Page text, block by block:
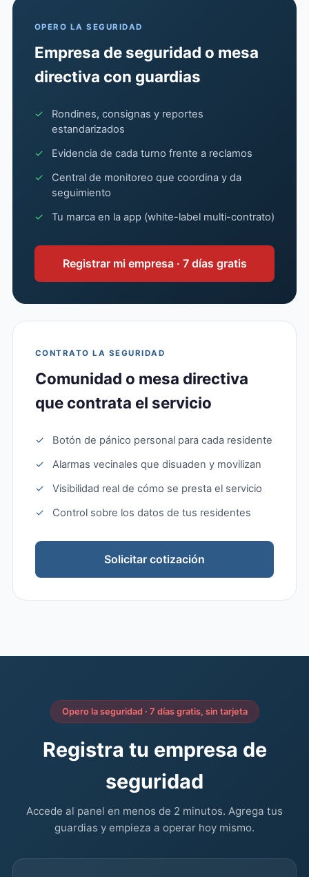
OPERO LA SEGURIDAD
Empresa de seguridad o mesa
directiva con guardias
✓
Rondines, consignas y reportes
estandarizados
✓
Evidencia de cada turno frente a reclamos
✓
Central de monitoreo que coordina y da
seguimiento
✓
Tu marca en la app (white-label multi-contrato)
Registrar mi empresa · 7 días gratis
CONTRATO LA SEGURIDAD
Comunidad o mesa directiva
que contrata el servicio
✓
Botón de pánico personal para cada residente
✓
Alarmas vecinales que disuaden y movilizan
✓
Visibilidad real de cómo se presta el servicio
✓
Control sobre los datos de tus residentes
Solicitar cotización
Opero la seguridad · 7 días gratis, sin tarjeta
Registra tu empresa de
seguridad
Accede al panel en menos de 2 minutos. Agrega tus
guardias y empieza a operar hoy mismo.